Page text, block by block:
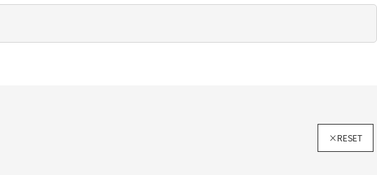
×RESET